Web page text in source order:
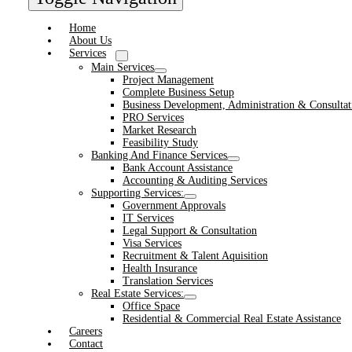
Home
About Us
Services
Main Services
Project Management
Complete Business Setup
Business Development, Administration &
PRO Services
Market Research
Feasibility Study
Banking And Finance Services
Bank Account Assistance
Accounting & Auditing Services
Supporting Services:
Government Approvals
IT Services
Legal Support & Consultation
Visa Services
Recruitment & Talent Aquisition
Health Insurance
Translation Services
Real Estate Services:
Office Space
Residential & Commercial Real Estate Assistance
Careers
Contact